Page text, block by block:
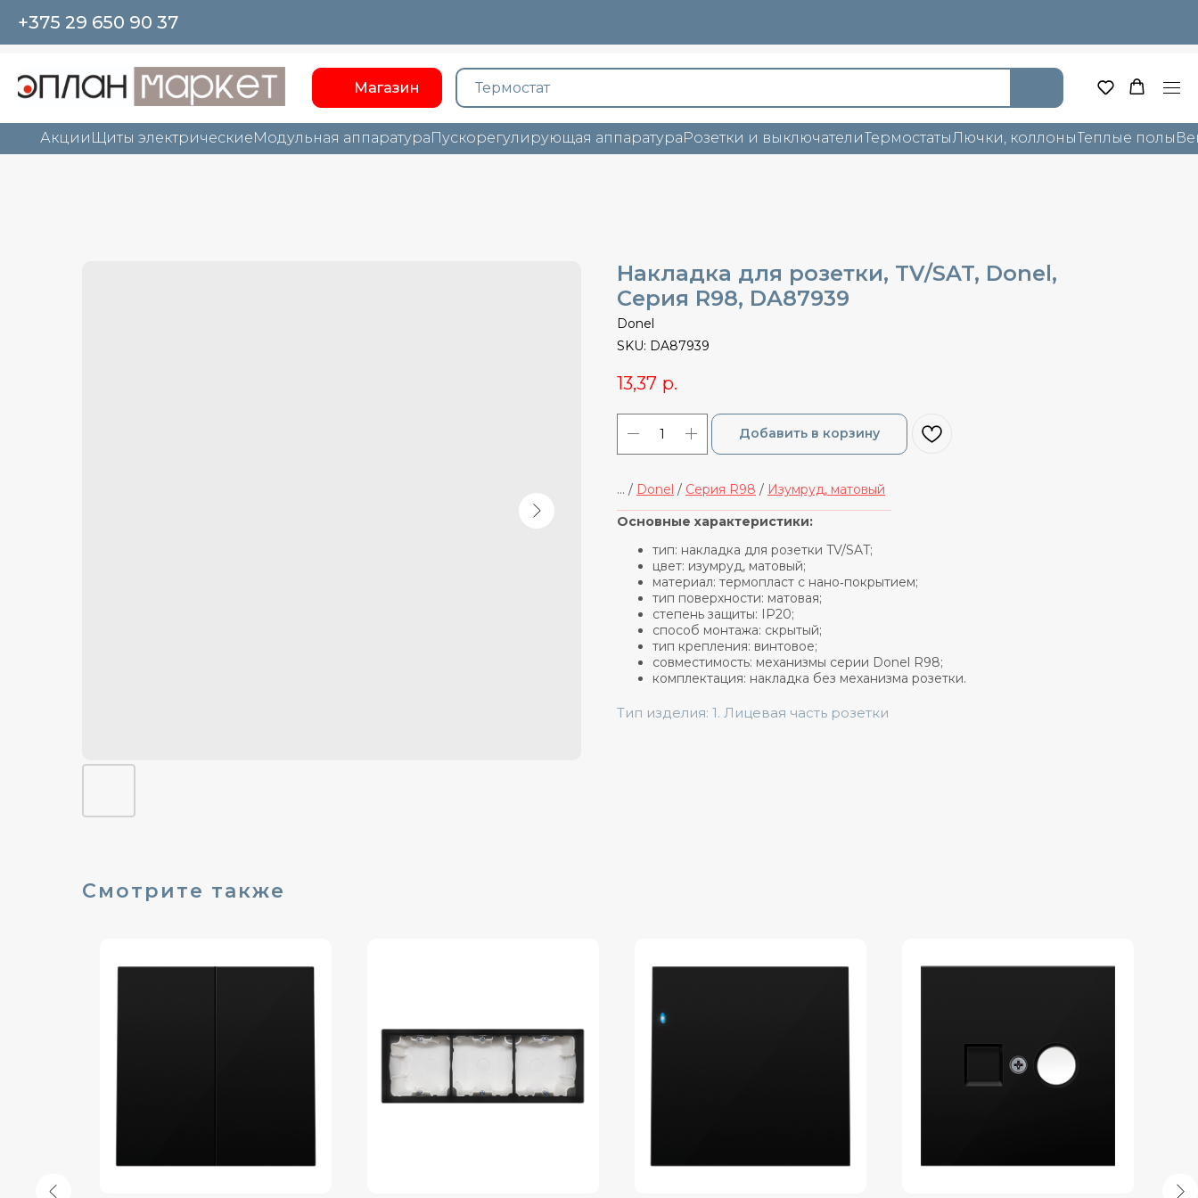
+375 29 650 90 37
Магазин
Акции Щиты электрическиеМодульная аппаратураПускорегулирующая аппаратураРозетки и выключателиТермостатыЛючки, коллоныТеплые полы
Накладка для розетки, TV/SAT, Donel,
Cерия R98, DA87939
Donel
SKU: DA87939
13,37 р.
Добавить в корзину
... / Donel / Cерия R98 / Изумруд, матовый
Основные характеристики:
тип: накладка для розетки TV/SAT;
цвет: изумруд, матовый;
материал: термопласт с нано‑покрытием;
тип поверхности: матовая;
степень защиты: IP20;
способ монтажа: скрытый;
тип крепления: винтовое;
совместимость: механизмы серии Donel R98;
комплектация: накладка без механизма розетки.
Тип изделия: 1. Лицевая часть розетки
Смотрите также